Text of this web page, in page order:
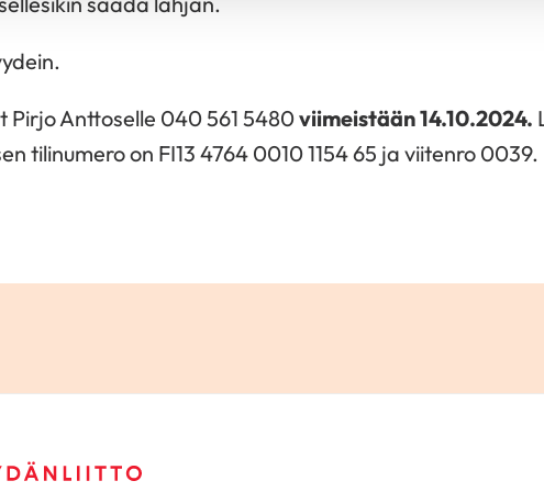
Pirjo Anttoselle 040 561 5480viimeistään 14.10.2024.
tilinumero on FI13 4764 0010 1154 65 ja viitenro 0039.